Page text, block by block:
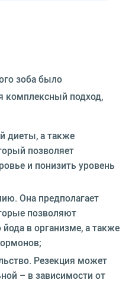
зоба было
комплексный подход,
диеты, а также
позволяет
и понизить уровень
Она предполагает
позволяют
в организме, а также
Резекция может
– в зависимости от